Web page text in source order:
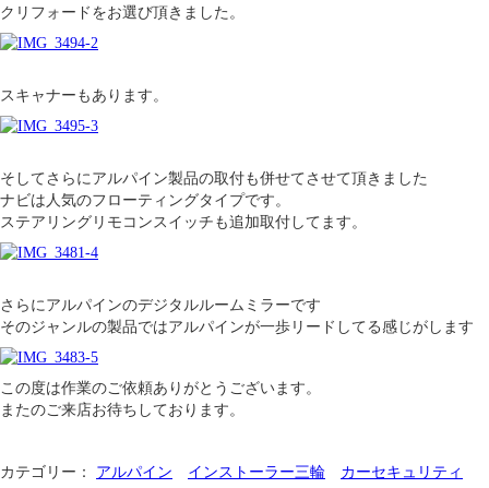
クリフォードをお選び頂きました。
スキャナーもあります。
そしてさらにアルパイン製品の取付も併せてさせて頂きました
ナビは人気のフローティングタイプです。
ステアリングリモコンスイッチも追加取付してます。
さらにアルパインのデジタルルームミラーです
そのジャンルの製品ではアルパインが一歩リードしてる感じがします
この度は作業のご依頼ありがとうございます。
またのご来店お待ちしております。
カテゴリー： アルパイン インストーラー三輪
カーセキュリティ